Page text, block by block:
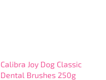
Calibra Joy Dog Classic
Dental Brushes 250g